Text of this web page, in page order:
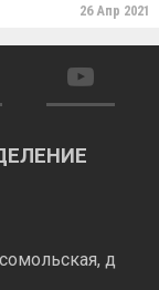
26 Апр 2021
д